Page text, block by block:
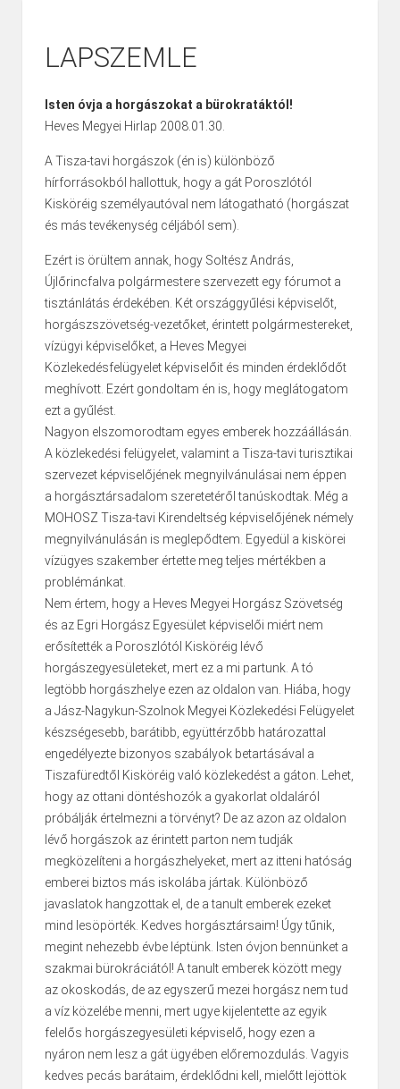
LAPSZEMLE
Isten óvja a horgászokat a bürokratáktól!
Heves Megyei Hirlap 2008.01.30.
A Tisza-tavi horgászok (én is) különböző
hírforrásokból hallottuk, hogy a gát Poroszlótól
Kisköréig személyautóval nem látogatható (horgászat
és más tevékenység céljából sem).
Ezért is örültem annak, hogy Soltész András,
Újlőrincfalva polgármestere szervezett egy fórumot a
tisztánlátás érdekében. Két országgyűlési képviselőt,
horgászszövetség-vezetőket, érintett polgármestereket,
vízügyi képviselőket, a Heves Megyei
Közlekedésfelügyelet képviselőit és minden érdeklődőt
meghívott. Ezért gondoltam én is, hogy meglátogatom
ezt a gyűlést.
Nagyon elszomorodtam egyes emberek hozzáállásán.
A közlekedési felügyelet, valamint a Tisza-tavi turisztikai
szervezet képviselőjének megnyilvánulásai nem éppen
a horgásztársadalom szeretetéről tanúskodtak. Még a
MOHOSZ Tisza-tavi Kirendeltség képviselőjének némely
megnyilvánulásán is meglepődtem. Egyedül a kiskörei
vízügyes szakember értette meg teljes mértékben a
problémánkat.
Nem értem, hogy a Heves Megyei Horgász Szövetség
és az Egri Horgász Egyesület képviselői miért nem
erősítették a Poroszlótól Kisköréig lévő
horgászegyesületeket, mert ez a mi partunk. A tó
legtöbb horgászhelye ezen az oldalon van. Hiába, hogy
a Jász-Nagykun-Szolnok Megyei Közlekedési Felügyelet
készségesebb, barátibb, együttérzőbb határozattal
engedélyezte bizonyos szabályok betartásával a
Tiszafüredtől Kisköréig való közlekedést a gáton. Lehet,
hogy az ottani döntéshozók a gyakorlat oldaláról
próbálják értelmezni a törvényt? De az azon az oldalon
lévő horgászok az érintett parton nem tudják
megközelíteni a horgászhelyeket, mert az itteni hatóság
emberei biztos más iskolába jártak. Különböző
javaslatok hangzottak el, de a tanult emberek ezeket
mind lesöpörték. Kedves horgásztársaim! Úgy tűnik,
megint nehezebb évbe léptünk. Isten óvjon bennünket a
szakmai bürokráciától! A tanult emberek között megy
az okoskodás, de az egyszerű mezei horgász nem tud
a víz közelébe menni, mert ugye kijelentette az egyik
felelős horgászegyesületi képviselő, hogy ezen a
nyáron nem lesz a gát ügyében előremozdulás. Vagyis
kedves pecás barátaim, érdeklődni kell, mielőtt lejöttök